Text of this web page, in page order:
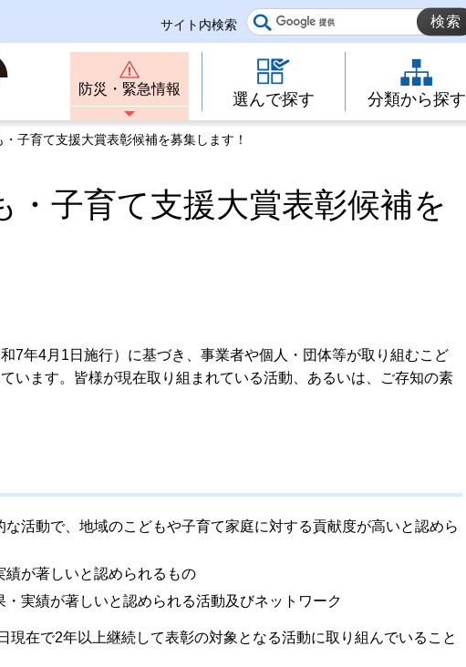
サイト内検索
防災・緊急情報
選んで探す 分類から探す
子育て支援大賞表彰候補を募集します！
子育て支援大賞表彰候補を
7年4月1日施行）に基づき、事業者や個人・団体等が取り組むこど
います。皆様が現在取り組まれている活動、あるいは、ご存知の素
活動で、地域のこどもや子育て家庭に対する貢献度が高いと認めら
が著しいと認められるもの
実績が著しいと認められる活動及びネットワーク
現在で2年以上継続して表彰の対象となる活動に取り組んでいること